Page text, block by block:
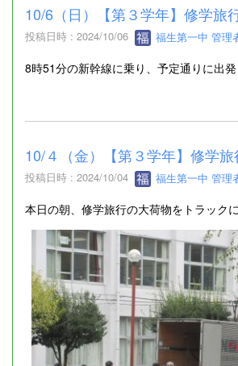
10/6（日）【第３学年】修学旅
投稿日時 : 2024/10/06 福生第一中 管理
8時51分の新幹線に乗り、予定通りに出発
10/４（金）【第３学年】修学旅
投稿日時 : 2024/10/04 福生第一中 管理
本日の朝、修学旅行の大荷物をトラック